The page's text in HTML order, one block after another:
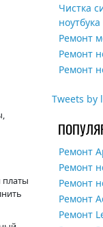
платы
Чистка системы охлаждения
ноутбука
Ремонт
Ремонт
Ремонт
Tweets by
Ремонт
Ремонт
Ремонт
Ремонт
Ремонт